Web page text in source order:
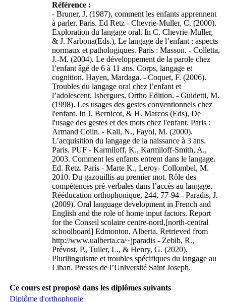
Référence :
- Bruner, J, (1987), comment les enfants apprennent
à parler. Paris. Ed Retz - Chevrie-Muller, C. (2000).
Exploration du langage oral. In C. Chevrie-Muller,
& J. Narbona(Eds.), Le langage de l’enfant : aspects
normaux et pathologiques. Paris : Masson. - Colletta,
J.-M. (2004). Le développement de la parole chez
l’enfant âgé de 6 à 11 ans. Corps, langage et
cognition. Hayen, Mardaga. - Coquet, F. (2006).
Troubles du langage oral chez l’enfant et
l’adolescent. Isbergues, Ortho Edition. - Guidetti, M.
(1998). Les usages des gestes conventionnels chez
l'enfant. In J. Bernicot, & H. Marcos (Eds), De
l'usage des gestes et des mots chez l'enfant. Paris :
Armand Colin. - Kail, N., Fayol, M. (2000).
L’acquisition du langage de la naissance à 3 ans.
Paris. PUF - Karmiloff, K., Karmiloff-Smith, A.,
2003. Comment les enfants entrent dans le langage.
Ed. Retz. Paris - Marte K., Leroy- Collombel, M.
2010. Du gazouillis au premier mot. Rôle des
compétences pré-verbales dans l’accès au langage.
Rééducation orthophonique, 244, 77-94 - Paradis, J.
(2009). Oral language development in French and
English and the role of home input factors. Report
for the Conseil scolaire centre-nord,[north-central
schoolboard] Edmonton, Alberta. Retrieved from
http://www.ualberta.ca/~jparadis - Zebib, R.,
Prévost, P., Tuller, L., & Henry, G. (2020).
Plurilinguisme et troubles spécifiques du langage au
Liban. Presses de l’Université Saint Joseph.
Ce cours est proposé dans les diplômes suivants
Diplôme d'orthophonie